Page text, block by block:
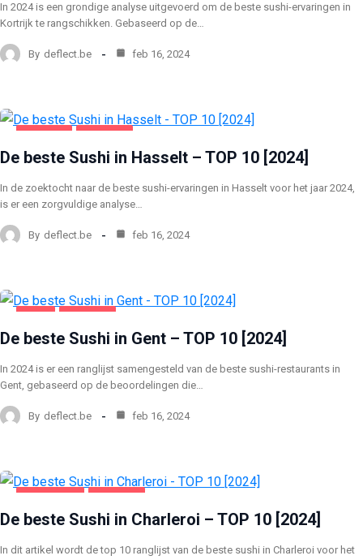
In 2024 is een grondige analyse uitgevoerd om de beste sushi-ervaringen in
Kortrijk te rangschikken. Gebaseerd op de…
By deflect.be feb 16, 2024
De beste Sushi in Hasselt – TOP 10 [2024]
In de zoektocht naar de beste sushi-ervaringen in Hasselt voor het jaar 2024,
is er een zorgvuldige analyse…
By deflect.be feb 16, 2024
De beste Sushi in Gent – TOP 10 [2024]
In 2024 is er een ranglijst samengesteld van de beste sushi-restaurants in
Gent, gebaseerd op de beoordelingen die…
By deflect.be feb 16, 2024
De beste Sushi in Charleroi – TOP 10 [2024]
In dit artikel wordt de top 10 ranglijst van de beste sushi in Charleroi voor het